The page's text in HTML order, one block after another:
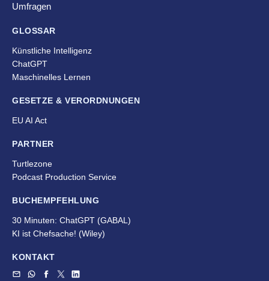
Umfragen
GLOSSAR
Künstliche Intelligenz
ChatGPT
Maschinelles Lernen
GESETZE & VERORDNUNGEN
EU AI Act
PARTNER
Turtlezone
Podcast Production Service
BUCHEMPFEHLUNG
30 Minuten: ChatGPT (GABAL)
KI ist Chefsache! (Wiley)
KONTAKT